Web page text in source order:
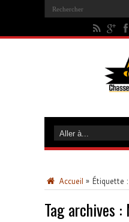
Accueil » Étiquette :
Tag archives :